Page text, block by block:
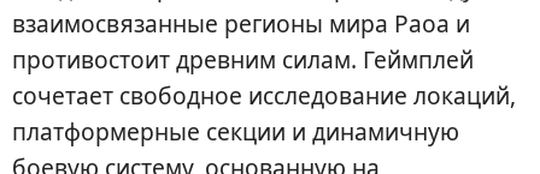
взаимосвязанные регионы мира Раоа и
противостоит древним силам. Геймплей
сочетает свободное исследование локаций,
платформерные секции и динамичную
боевую систему, основанную на